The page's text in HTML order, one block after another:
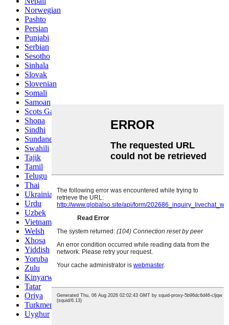
Norwegian
Pashto
Persian
Punjabi
Serbian
Sesotho
Sinhala
Slovak
Slovenian
Somali
Samoan
Scots Gaelic
Shona
Sindhi
Sundanese
Swahili
Tajik
Tamil
Telugu
Thai
Ukrainian
Urdu
Uzbek
Vietnamese
Welsh
Xhosa
Yiddish
Yoruba
Zulu
Kinyarwanda
Tatar
Oriya
Turkmen
Uyghur